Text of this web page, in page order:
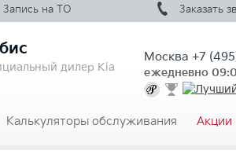
Запись наТО Заказать
дилер Kia
Москва +7
ежедневно
Калькуляторы обслуживания Акции